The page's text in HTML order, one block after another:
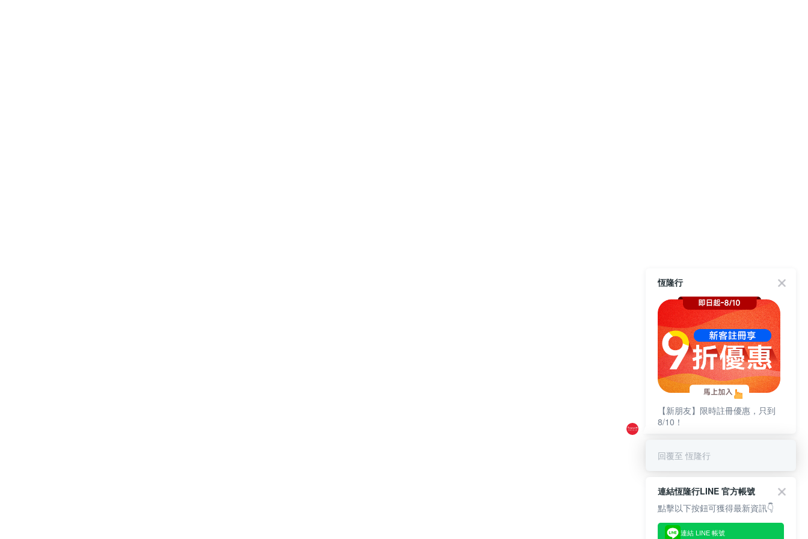
恆隆行
【新朋友】限時註冊優惠，只到
8/10！
回覆至 恆隆行
連結恆隆行LINE 官方帳號
點擊以下按鈕可獲得最新資訊👇
連結 LINE 帳號